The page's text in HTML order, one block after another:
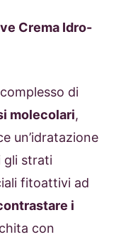
Crema Idro-
di
molecolari,
un’idratazione
gli strati
fitoattivi ad
i
con